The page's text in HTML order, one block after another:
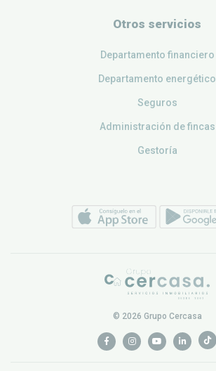
Otros servicios
Departamento financiero
Departamento energético
Seguros
Administración de fincas
Gestoría
© 2026 Grupo Cercasa